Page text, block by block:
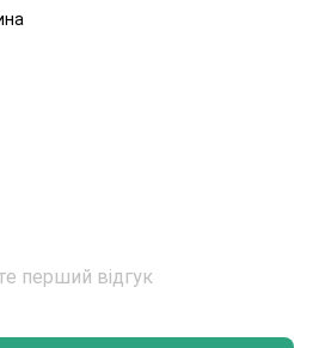
перший відгук